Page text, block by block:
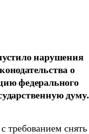
нарушения
о
федерального
думу.
требованием снять